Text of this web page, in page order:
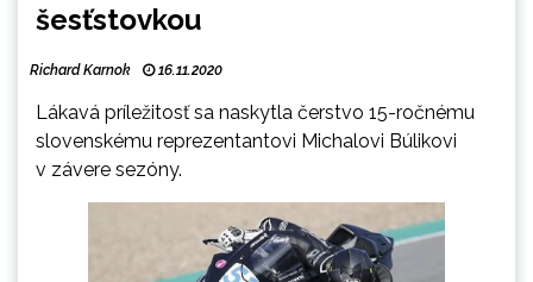
šesťstovkou
Richard Karnok 16.11.2020
Lákavá príležitosť sa naskytla čerstvo 15-ročnému
slovenskému reprezentantovi Michalovi Búlikovi
v závere sezóny.